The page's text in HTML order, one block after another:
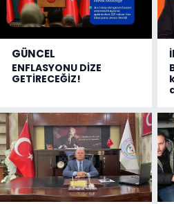
GÜNCEL
ENFLASYONU DİZE
GETİRECEĞİZ!